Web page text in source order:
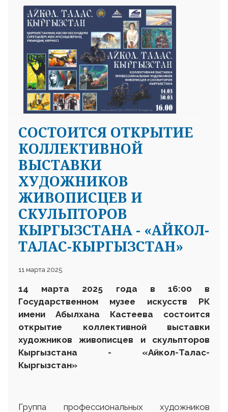
СОСТОИТСЯ ОТКРЫТИЕ
КОЛЛЕКТИВНОЙ
ВЫСТАВКИ
ХУДОЖНИКОВ
ЖИВОПИСЦЕВ И
СКУЛЬПТОРОВ
КЫРГЫЗСТАНА - «АЙКОЛ-
ТАЛАС-КЫРГЫЗСТАН»
11 марта 2025
14 марта 2025 года в 16:00 в
Государственном музее искусств РК
имени Абылхана Кастеева состоится
открытие коллективной выставки
художников живописцев и скульпторов
Кыргызстана - «Айкол-Талас-
Кыргызстан»
Группа профессиональных художников